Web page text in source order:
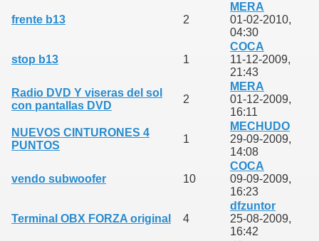
frente b13 2
MERA
01-02-2010,
04:30
stop b13 1
COCA
11-12-2009,
21:43
Radio DVD Y viseras del sol
con pantallas DVD
2
MERA
01-12-2009,
16:11
NUEVOS CINTURONES 4
PUNTOS
1
MECHUDO
29-09-2009,
14:08
vendo subwoofer 10
COCA
09-09-2009,
16:23
Terminal OBX FORZA original 4
dfzuntor
25-08-2009,
16:42